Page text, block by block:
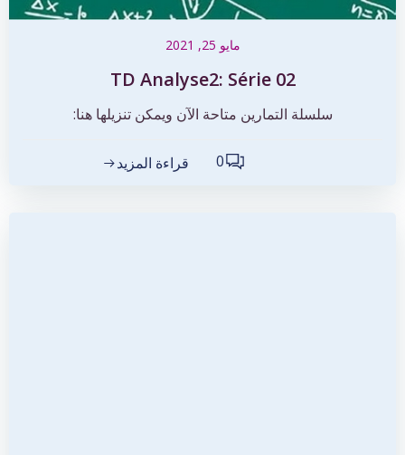
مايو 25, 2021
TD Analyse2: Série 02
سلسلة التمارين متاحة الآن ويمكن تنزيلها هنا:
0 قراءة المزيد